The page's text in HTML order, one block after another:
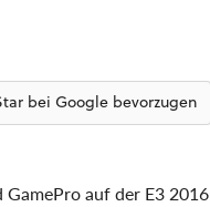
bei Google bevorzugen
GamePro auf der E3 2016